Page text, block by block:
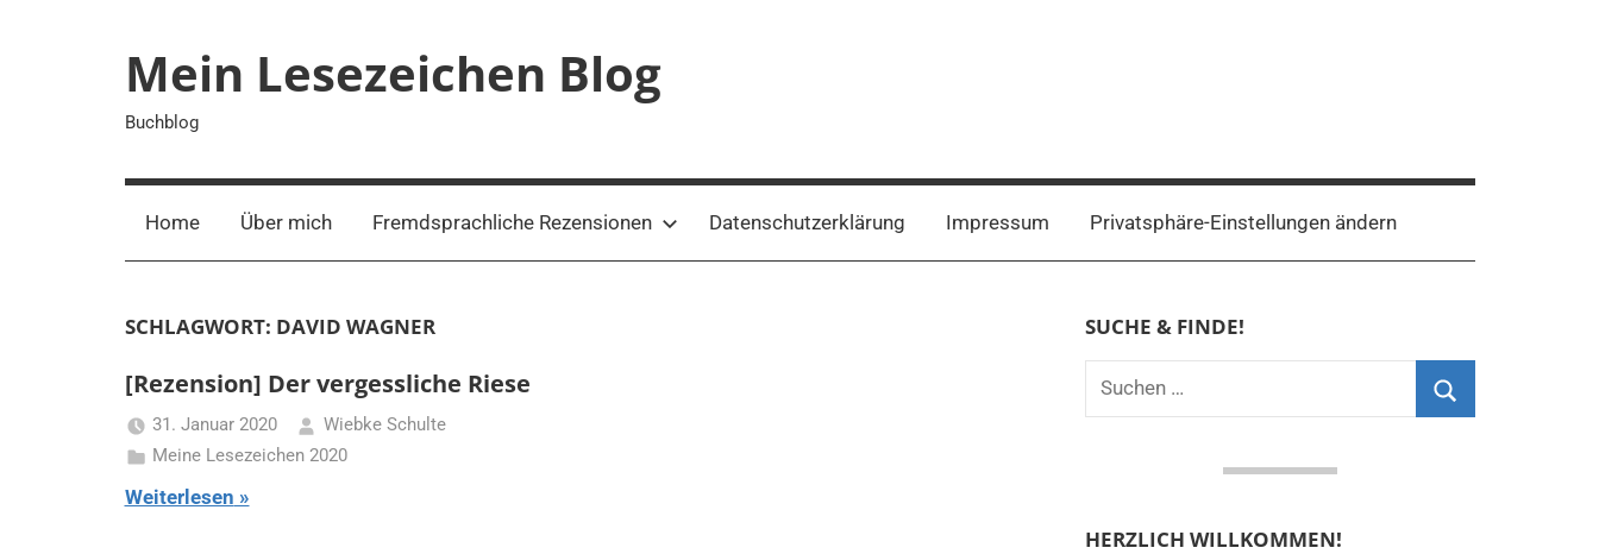
Mein Lesezeichen Blog
Buchblog
Home Über mich Fremdsprachliche Rezensionen Datenschutzerklärung Impressum Privatsphäre-Einstellungen ändern
SCHLAGWORT: DAVID WAGNER
[Rezension] Der vergessliche Riese
31. Januar 2020
Wiebke Schulte
Meine Lesezeichen 2020
Weiterlesen
SUCHE & FINDE!
Suchen
HERZLICH WILLKOMMEN!